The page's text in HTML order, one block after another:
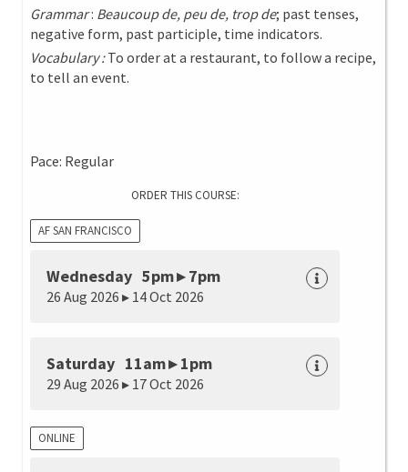
Grammar: Beaucoup de, peu de, trop de; past tenses,
negative form, past participle, time indicators.
Vocabulary :To order at a restaurant, to follow a recipe,
to tell an event.
Pace: Regular
ORDER THIS COURSE:
AF SAN FRANCISCO
Wednesday 5pm ▸ 7pm
26 Aug 2026 ▸ 14 Oct 2026
Saturday 11am ▸ 1pm
29 Aug 2026 ▸ 17 Oct 2026
ONLINE